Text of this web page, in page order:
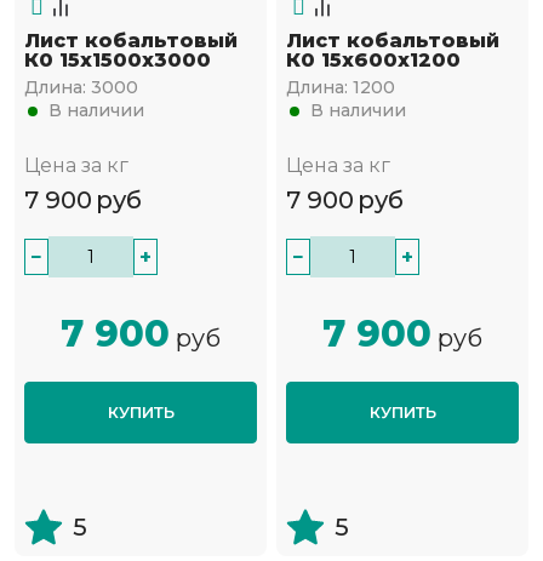
Лист кобальтовый
К0 15x1500x3000
Длина: 3000
В наличии
Цена за кг
7 900 руб
− +
7 900 руб
КУПИТЬ
5
Лист кобальтовый
К0 15x600x1200
Длина: 1200
В наличии
Цена за кг
7 900 руб
− +
7 900 руб
КУПИТЬ
5